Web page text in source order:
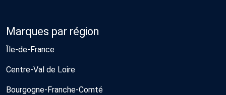
Marques par région
Île-de-France
Centre-Val de Loire
Bourgogne-Franche-Comté